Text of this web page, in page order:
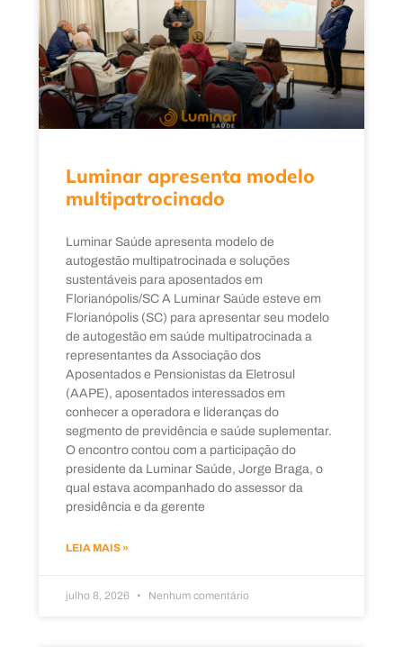
Luminar apresenta modelo
multipatrocinado
Luminar Saúde apresenta modelo de
autogestão multipatrocinada e soluções
sustentáveis para aposentados em
Florianópolis/SC A Luminar Saúde esteve em
Florianópolis (SC) para apresentar seu modelo
de autogestão em saúde multipatrocinada a
representantes da Associação dos
Aposentados e Pensionistas da Eletrosul
(AAPE), aposentados interessados em
conhecer a operadora e lideranças do
segmento de previdência e saúde suplementar.
O encontro contou com a participação do
presidente da Luminar Saúde, Jorge Braga, o
qual estava acompanhado do assessor da
presidência e da gerente
LEIA MAIS »
julho 8, 2026 Nenhum comentário